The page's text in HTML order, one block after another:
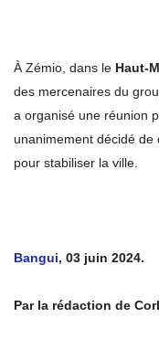
À Zémio, dans le Haut-
des mercenaires du
a organisé une réunion
unanimement décidé de
pour stabiliser la ville.
Bangui, 03 juin 2024.
Par la rédaction de